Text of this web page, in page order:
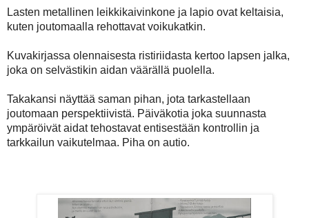
Lasten metallinen leikkikaivinkone ja lapio ovat keltaisia,
kuten joutomaalla rehottavat voikukatkin.
Kuvakirjassa olennaisesta ristiriidasta kertoo lapsen jalka,
joka on selvästikin aidan väärällä puolella.
Takakansi näyttää saman pihan, jota tarkastellaan
joutomaan perspektiivistä. Päiväkotia joka suunnasta
ympäröivät aidat tehostavat entisestään kontrollin ja
tarkkailun vaikutelmaa. Piha on autio.